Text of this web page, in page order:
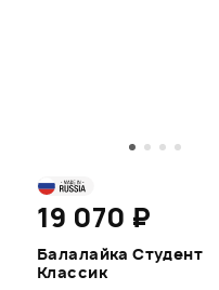
19 070 ₽
Балалайка Студент
Классик